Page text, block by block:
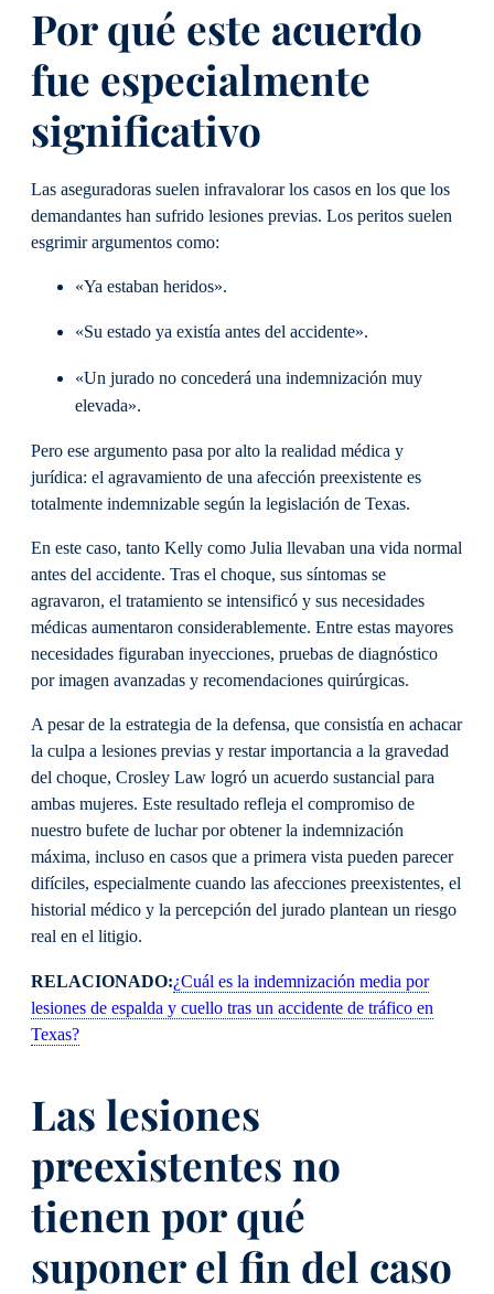
Por qué este acuerdo
fue especialmente
significativo
Las aseguradoras suelen infravalorar los casos en los que los
demandantes han sufrido lesiones previas. Los peritos suelen
esgrimir argumentos como:
«Ya estaban heridos».
«Su estado ya existía antes del accidente».
«Un jurado no concederá una indemnización muy
elevada».
Pero ese argumento pasa por alto la realidad médica y
jurídica: el agravamiento de una afección preexistente es
totalmente indemnizable según la legislación de Texas.
En este caso, tanto Kelly como Julia llevaban una vida normal
antes del accidente. Tras el choque, sus síntomas se
agravaron, el tratamiento se intensificó y sus necesidades
médicas aumentaron considerablemente. Entre estas mayores
necesidades figuraban inyecciones, pruebas de diagnóstico
por imagen avanzadas y recomendaciones quirúrgicas.
A pesar de la estrategia de la defensa, que consistía en achacar
la culpa a lesiones previas y restar importancia a la gravedad
del choque, Crosley Law logró un acuerdo sustancial para
ambas mujeres. Este resultado refleja el compromiso de
nuestro bufete de luchar por obtener la indemnización
máxima, incluso en casos que a primera vista pueden parecer
difíciles, especialmente cuando las afecciones preexistentes, el
historial médico y la percepción del jurado plantean un riesgo
real en el litigio.
RELACIONADO:¿Cuál es la indemnización media por
lesiones de espalda y cuello tras un accidente de tráfico en
Texas?
Las lesiones
preexistentes no
tienen por qué
suponer el fin del caso